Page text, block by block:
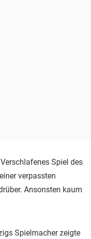
Verschlafenes Spiel des
verpassten
Ansonsten kaum
Spielmacher zeigte